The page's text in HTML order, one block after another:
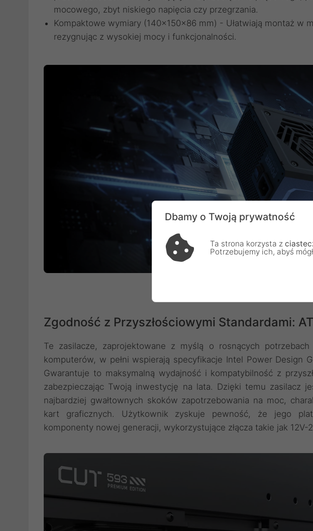
mocowego, zbyt niskiego napięcia czy przegrzania.
Kompaktowe wymiary (140x150x86 mm) - Ułatwiają montaż w
rezygnując z wysokiej mocy i funkcjonalności.
Zgodność z Przyszłościowymi Standardami:
Te zasilacze, zaprojektowane z myślą o rosnących potrzebach
komputerów, w pełni wspierają specyfikacje Intel Power Design
Gwarantuje to maksymalną wydajność i kompatybilność z
zabezpieczając Twoją inwestycję na lata. Dzięki temu zasilacz
najbardziej gwałtownych skoków zapotrzebowania na moc,
kart graficznych. Użytkownik zyskuje pewność, że jego
komponenty nowej generacji, wykorzystujące złącza takie jak 12V-
Dbamy o Twoją prywatność
Ta strona korzysta z
Potrzebujemy ich, abyś